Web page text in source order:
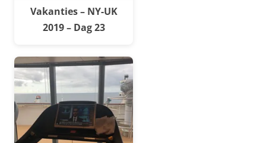
Vakanties – NY-UK
2019 – Dag 23